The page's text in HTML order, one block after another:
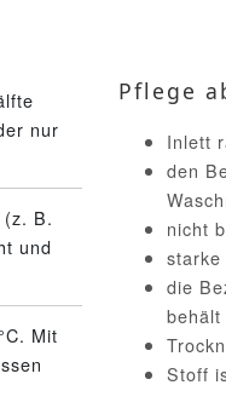
Pflege
Inlett
den
nicht
starke
die
Stoff
nur
B.
und
Mit